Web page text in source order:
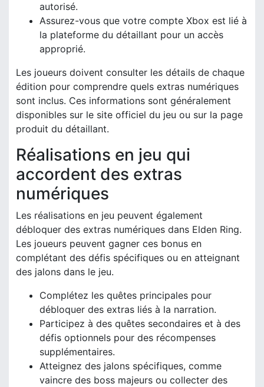
autorisé.
Assurez-vous que votre compte Xbox est lié à
la plateforme du détaillant pour un accès
approprié.
Les joueurs doivent consulter les détails de chaque
édition pour comprendre quels extras numériques
sont inclus. Ces informations sont généralement
disponibles sur le site officiel du jeu ou sur la page
produit du détaillant.
Réalisations en jeu qui
accordent des extras
numériques
Les réalisations en jeu peuvent également
débloquer des extras numériques dans Elden Ring.
Les joueurs peuvent gagner ces bonus en
complétant des défis spécifiques ou en atteignant
des jalons dans le jeu.
Complétez les quêtes principales pour
débloquer des extras liés à la narration.
Participez à des quêtes secondaires et à des
défis optionnels pour des récompenses
supplémentaires.
Atteignez des jalons spécifiques, comme
vaincre des boss majeurs ou collecter des